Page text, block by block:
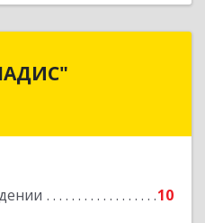
10
край, Славянский р-н,
Подробнее